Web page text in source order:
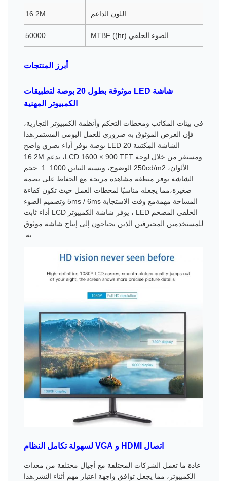
اللون الداعم 16.2M
الضوء الخلفي MTBF ((hr) 50000
أبرز المنتجات
شاشة LED موثوقة بطول 20 بوصة لتطبيقات
الكمبيوتر المهنية
في بيئات المكاتب ومحطات التحكم وأنظمة الكمبيوتر التجارية،
فإن العرض الموثوق به ضروري للعمل اليومي المستمر.هذا
الشاشة المكتبية LED 20 بوصة يوفر أداء بصري واضح
ومستقر من خلال لوحة LCD 1600 × 900 TFT، يدعم 16.2M
الألوان، 250cd/m2 الوضوح، ونسبة التباين 1000: 1. حجم
الشاشة يوفر منطقة مشاهدة مريحة مع الحفاظ على بصمة
صغيرة،مما يجعله مناسبًا لمحطات العمل حيث تكون كفاءة
المساحة مهمةمع وقت الاستجابة 5ms / 6ms وتصميم الضوء
الخلفي المضخم LED ، يوفر شاشة الكمبيوتر LCD أداء ثابت
للمستخدمين المحترفين الذين يحتاجون إلى إنتاج شاشة موثوق
به.
اتصال HDMI و VGA لسهولة تكامل النظام
عادة ما تعمل الشركات المختلفة مع أجيال مختلفة من معدات
الكمبيوتر، مما يجعل توافق واجهة اعتبار مهم أثناء النشر.هذا